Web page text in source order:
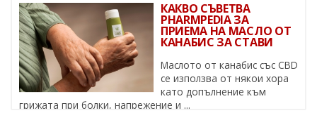
КАКВО СЪВЕТВА
PHARMPEDIA ЗА
ПРИЕМА НА МАСЛО ОТ
КАНАБИС ЗА СТАВИ
Маслото от канабис със CBD
се използва от някои хора
като допълнение към
грижата при болки, напрежение и ...